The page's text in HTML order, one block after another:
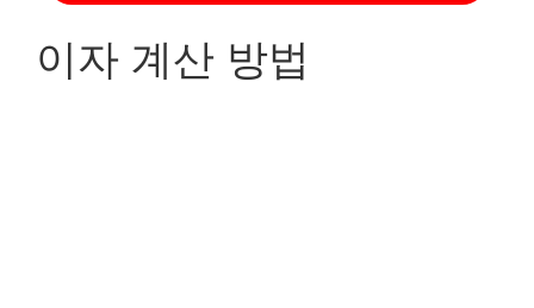
이자 계산 방법